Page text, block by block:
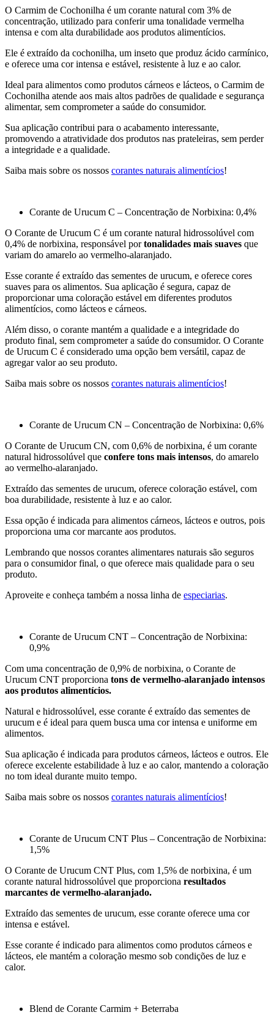
O Carmim de Cochonilha é um corante natural com 3% de
concentração, utilizado para conferir uma tonalidade vermelha
intensa e com alta durabilidade aos produtos alimentícios.
Ele é extraído da cochonilha, um inseto que produz ácido carmínico,
e oferece uma cor intensa e estável, resistente à luz e ao calor.
Ideal para alimentos como produtos cárneos e lácteos, o Carmim de
Cochonilha atende aos mais altos padrões de qualidade e segurança
alimentar, sem comprometer a saúde do consumidor.
Sua aplicação contribui para o acabamento interessante,
promovendo a atratividade dos produtos nas prateleiras, sem perder
a integridade e a qualidade.
Saiba mais sobre os nossos corantes naturais alimentícios!
Corante de Urucum C – Concentração de Norbixina: 0,4%
O Corante de Urucum C é um corante natural hidrossolúvel com
0,4% de norbixina, responsável portonalidades mais suaves que
variam do amarelo ao vermelho-alaranjado.
Esse corante é extraído das sementes de urucum, e oferece cores
suaves para os alimentos. Sua aplicação é segura, capaz de
proporcionar uma coloração estável em diferentes produtos
alimentícios, como lácteos e cárneos.
Além disso, o corante mantém a qualidade e a integridade do
produto final, sem comprometer a saúde do consumidor. O Corante
de Urucum C é considerado uma opção bem versátil, capaz de
agregar valor ao seu produto.
Saiba mais sobre os nossos corantes naturais alimentícios!
Corante de Urucum CN – Concentração de Norbixina: 0,6%
O Corante de Urucum CN, com 0,6% de norbixina, é um corante
natural hidrossolúvel que confere tons mais intensos, do amarelo
ao vermelho-alaranjado.
Extraído das sementes de urucum, oferece coloração estável, com
boa durabilidade, resistente à luz e ao calor.
Essa opção é indicada para alimentos cárneos, lácteos e outros, pois
proporciona uma cor marcante aos produtos.
Lembrando que nossos corantes alimentares naturais são seguros
para o consumidor final, o que oferece mais qualidade para o seu
produto.
Aproveite e conheça também a nossa linha de especiarias.
Corante de Urucum CNT – Concentração de Norbixina:
0,9%
Com uma concentração de 0,9% de norbixina, o Corante de
Urucum CNT proporciona tons de vermelho-alaranjado intensos
aos produtos alimentícios.
Natural e hidrossolúvel, esse corante é extraído das sementes de
urucum e é ideal para quem busca uma cor intensa e uniforme em
alimentos.
Sua aplicação é indicada para produtos cárneos, lácteos e outros. Ele
oferece excelente estabilidade à luz e ao calor, mantendo a coloração
no tom ideal durante muito tempo.
Saiba mais sobre os nossos corantes naturais alimentícios!
Corante de Urucum CNT Plus – Concentração de Norbixina:
1,5%
O Corante de Urucum CNT Plus, com 1,5% de norbixina, é um
corante natural hidrossolúvel que proporciona resultados
marcantes de vermelho-alaranjado.
Extraído das sementes de urucum, esse corante oferece uma cor
intensa e estável.
Esse corante é indicado para alimentos como produtos cárneos e
lácteos, ele mantém a coloração mesmo sob condições de luz e
calor.
Blend de Corante Carmim + Beterraba